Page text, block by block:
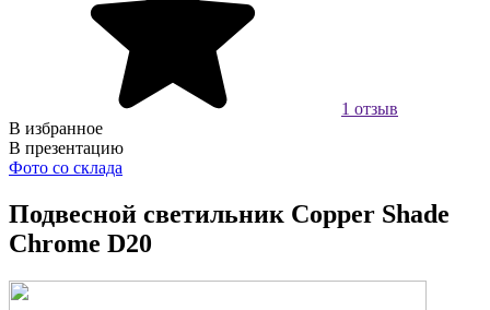
1 отзыв
В избранное
В презентацию
Фото со склада
Подвесной светильник Copper Shade
Chrome D20